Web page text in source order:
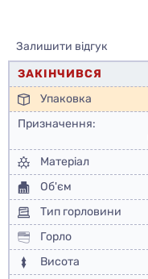
Залишити відгук
ЗАКІНЧИВСЯ
Упаковка
Призначення:
Матеріал
Об'єм
Тип горловини
Горло
Висота